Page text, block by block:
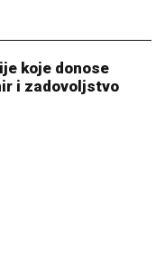
koje donose
i zadovoljstvo